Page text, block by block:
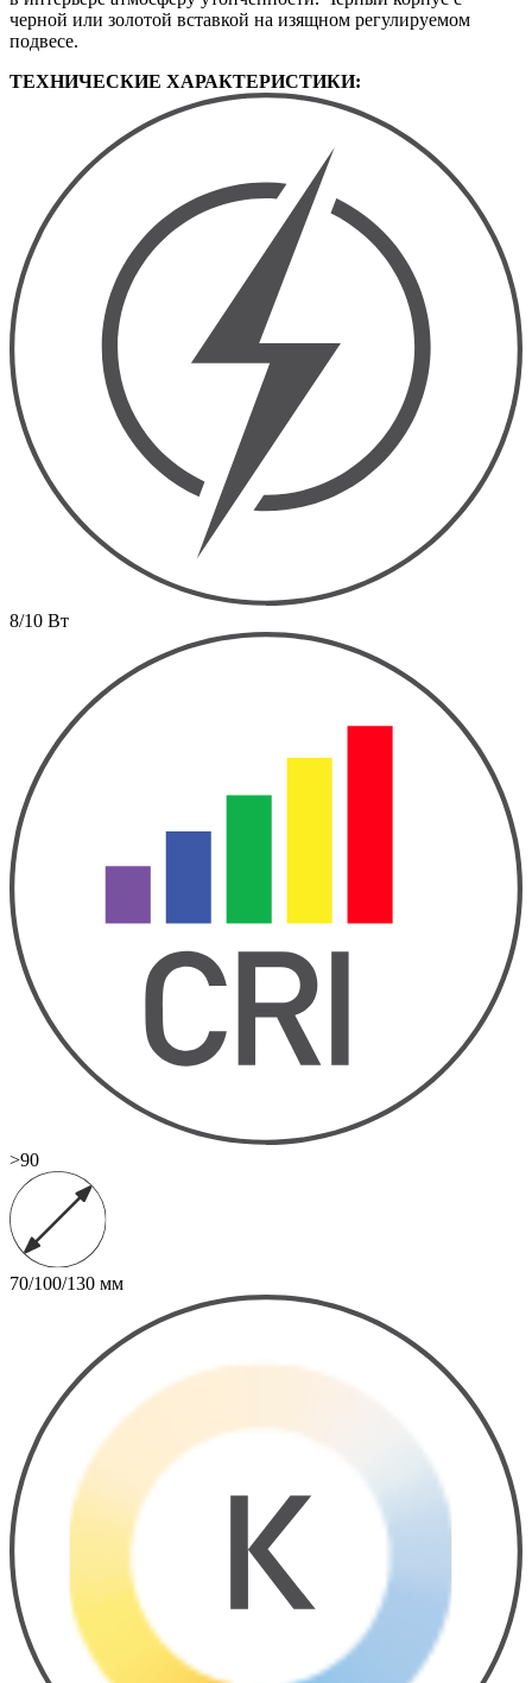
черной или золотой вставкой на изящном регулируемом
подвесе.
ТЕХНИЧЕСКИЕ ХАРАКТЕРИСТИКИ:
8/10 Вт
>90
70/100/130 мм